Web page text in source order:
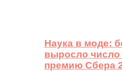
Наука в моде:
выросло число
премию Сбера